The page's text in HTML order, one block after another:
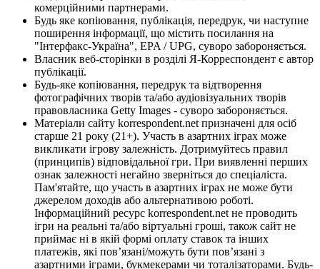
комерційними партнерами.
Будь яке копіювання, публікація, передрук, чи наступне
поширення інформації, що містить посилання на
"Інтерфакс-Україна", EPA / UPG, суворо забороняється.
Власник веб-сторінки в розділі Я-Корреспондент є автор
публікації.
Будь-яке копіювання, передрук та відтворення
фотографічних творів та/або аудіовізуальних творів
правовласника Getty Images - суворо забороняється.
Матеріали сайту korrespondent.net призначені для осіб
старше 21 року (21+). Участь в азартних іграх може
викликати ігрову залежність. Дотримуйтесь правил
(принципів) відповідальної гри. При виявленні перших
ознак залежності негайно зверніться до спеціаліста.
Пам'ятайте, що участь в азартних іграх не може бути
джерелом доходів або альтернативою роботі.
Інформаційний ресурс korrespondent.net не проводить
ігри на реальні та/або віртуальні гроші, також сайт не
приймає ні в якій формі оплату ставок та інших
платежів, які пов’язані/можуть бути пов’язані з
азартними іграми, букмекерами чи тоталізаторами. Будь-